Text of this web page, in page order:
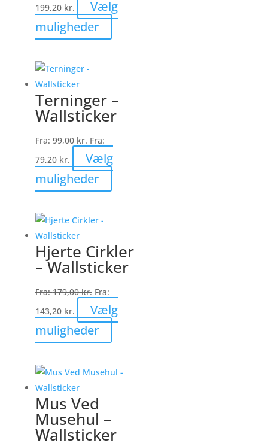
199,20 kr.
Vælg
muligheder
vare
Mulighederne
kan
på
varesiden
Terninger –
Wallsticker
Fra:99,00kr. Fra:
79,20 kr.
Vælg
muligheder
vare
Mulighederne
kan
på
varesiden
Hjerte Cirkler
– Wallsticker
Fra:179,00kr. Fra:
143,20 kr.
Vælg
muligheder
vare
flere
vælges
Mus Ved
Musehul –
Wallsticker